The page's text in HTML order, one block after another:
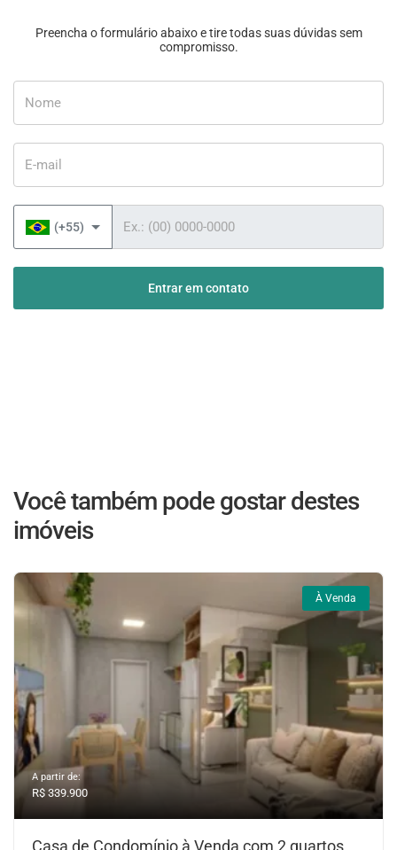
Preencha o formulário abaixo e tire todas suas dúvidas sem
compromisso.
(+55)
Entrar em contato
Você também pode gostar destes
imóveis
À Venda
A partir de:
R$ 339.900
Casa de Condomínio à Venda com 2 quartos,